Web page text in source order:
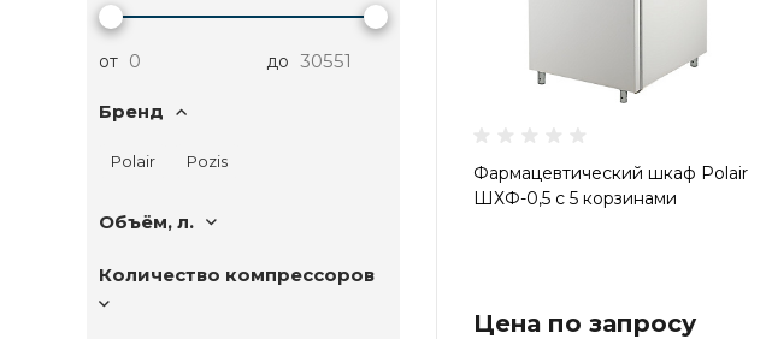
от до
Бренд
Polair Pozis
Объём, л.
Количество компрессоров
Фармацевтический шкаф Polair
ШХФ-0,5 с 5 корзинами
Цена по запросу